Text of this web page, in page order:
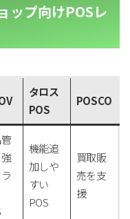
ップ向けPOSレ
タロス
POS
POSCO
機能追
加しや
すい
POS
買取販
売を支
援